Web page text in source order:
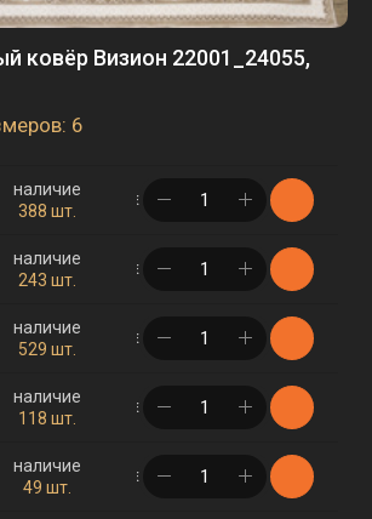
ковёр Визион 22001_24055,
6
наличие
388 шт.
в корзине
наличие
243 шт.
в корзине
наличие
529 шт.
в корзине
наличие
118 шт.
в корзине
наличие
49 шт.
в корзине